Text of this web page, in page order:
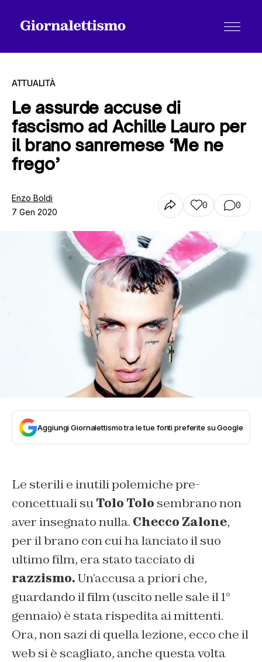
Tutti gli articoli
Chi siamo
ATTUALITÀ
Le assurde accuse di
fascismo ad Achille Lauro per
il brano sanremese ‘Me ne
frego’
Enzo Boldi
7 Gen 2020
0 0
Aggiungi Giornalettismo tra le tue fonti preferite su Google
Le sterili e inutili polemiche pre-
concettuali suTolo Tolo sembrano non
aver insegnato nulla. Checco Zalone,
per il brano con cui ha lanciato il suo
ultimo film, era stato tacciato di
razzismo.Un’accusa a priori che,
guardando il film (uscito nelle sale il 1°
gennaio) è stata rispedita ai mittenti.
Ora, non sazi di quella lezione, ecco che il
web si è scagliato, anche questa volta